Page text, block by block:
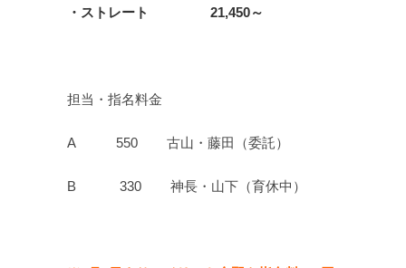
・ストレート 21,450～
担当・指名料金
A 550 古山・藤田（委託）
B 330 神長・山下（育休中）